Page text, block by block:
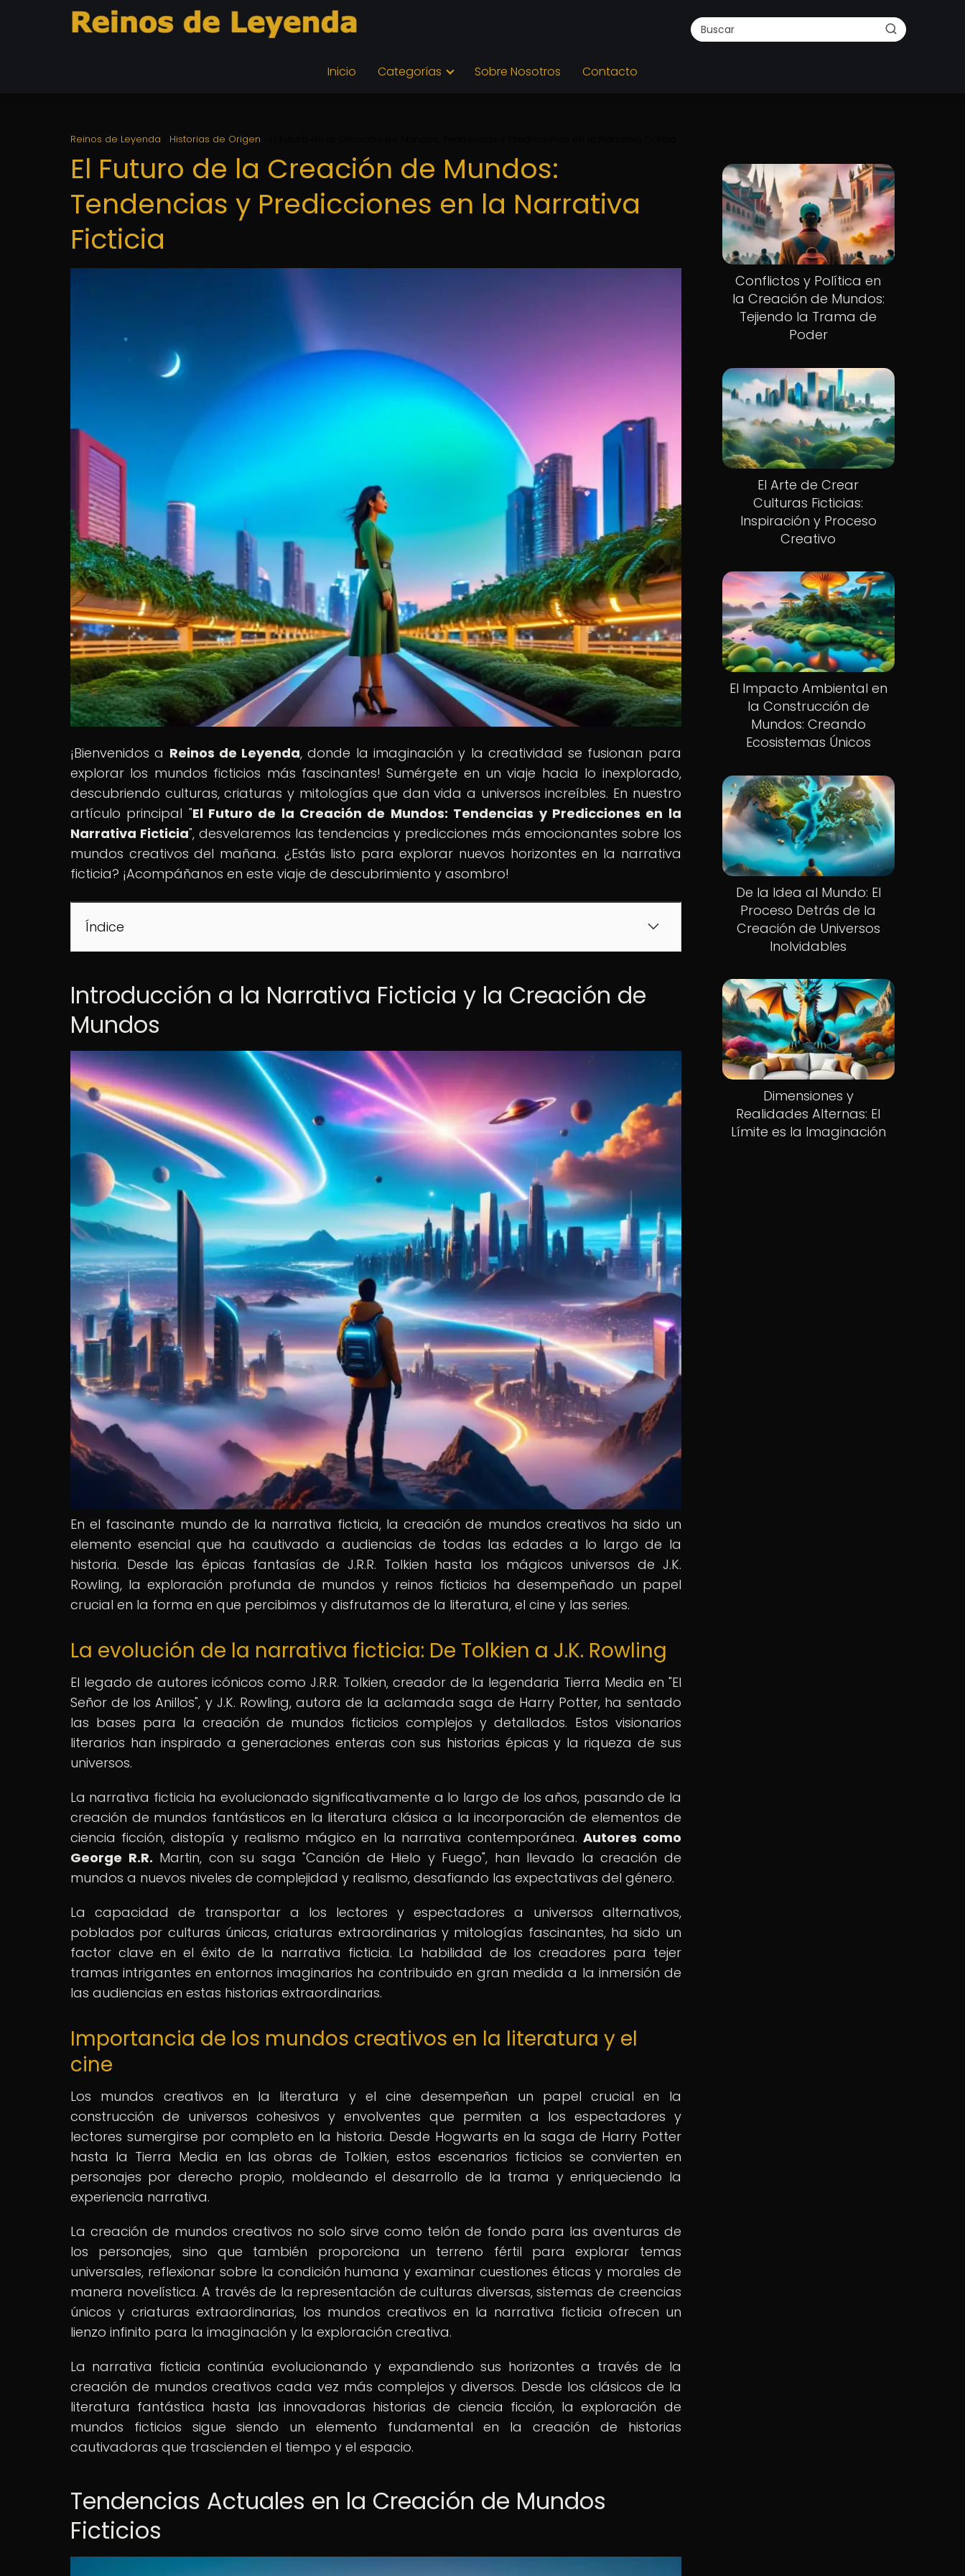
Inicio Categorías Sobre Nosotros Contacto
Reinos de Leyenda Historias de Origen
El Futuro de la Creación de Mundos:
Tendencias y Predicciones en la Narrativa
Ficticia
¡Bienvenidos a Reinos de Leyenda, donde la imaginación y la creatividad se fusionan para
explorar los mundos ficticios más fascinantes! Sumérgete en un viaje hacia lo inexplorado,
descubriendo culturas, criaturas y mitologías que dan vida a universos increíbles. En nuestro
artículo principal "El Futuro de la Creación de Mundos: Tendencias y Predicciones en la
Narrativa Ficticia", desvelaremos las tendencias y predicciones más emocionantes sobre los
mundos creativos del mañana. ¿Estás listo para explorar nuevos horizontes en la narrativa
ficticia? ¡Acompáñanos en este viaje de descubrimiento y asombro!
Índice
Introducción a la Narrativa Ficticia y la Creación de
Mundos
En el fascinante mundo de la narrativa ficticia, la creación de mundos creativos ha sido un
elemento esencial que ha cautivado a audiencias de todas las edades a lo largo de la
historia. Desde las épicas fantasías de J.R.R. Tolkien hasta los mágicos universos de J.K.
Rowling, la exploración profunda de mundos y reinos ficticios ha desempeñado un papel
crucial en la forma en que percibimos y disfrutamos de la literatura, el cine y las series.
La evolución de la narrativa ficticia: De Tolkien a J.K. Rowling
El legado de autores icónicos como J.R.R. Tolkien, creador de la legendaria Tierra Media en "El
Señor de los Anillos", y J.K. Rowling, autora de la aclamada saga de Harry Potter, ha sentado
las bases para la creación de mundos ficticios complejos y detallados. Estos visionarios
literarios han inspirado a generaciones enteras con sus historias épicas y la riqueza de sus
universos.
La narrativa ficticia ha evolucionado significativamente a lo largo de los años, pasando de la
creación de mundos fantásticos en la literatura clásica a la incorporación de elementos de
ciencia ficción, distopía y realismo mágico en la narrativa contemporánea.Autores como
George R.R. Martin, con su saga "Canción de Hielo y Fuego", han llevado la creación de
mundos a nuevos niveles de complejidad y realismo, desafiando las expectativas del género.
La capacidad de transportar a los lectores y espectadores a universos alternativos,
poblados por culturas únicas, criaturas extraordinarias y mitologías fascinantes, ha sido un
factor clave en el éxito de la narrativa ficticia. La habilidad de los creadores para tejer
tramas intrigantes en entornos imaginarios ha contribuido en gran medida a la inmersión de
las audiencias en estas historias extraordinarias.
Importancia de los mundos creativos en la literatura y el
cine
Los mundos creativos en la literatura y el cine desempeñan un papel crucial en la
construcción de universos cohesivos y envolventes que permiten a los espectadores y
lectores sumergirse por completo en la historia. Desde Hogwarts en la saga de Harry Potter
hasta la Tierra Media en las obras de Tolkien, estos escenarios ficticios se convierten en
personajes por derecho propio, moldeando el desarrollo de la trama y enriqueciendo la
experiencia narrativa.
La creación de mundos creativos no solo sirve como telón de fondo para las aventuras de
los personajes, sino que también proporciona un terreno fértil para explorar temas
universales, reflexionar sobre la condición humana y examinar cuestiones éticas y morales de
manera novelística. A través de la representación de culturas diversas, sistemas de creencias
únicos y criaturas extraordinarias, los mundos creativos en la narrativa ficticia ofrecen un
lienzo infinito para la imaginación y la exploración creativa.
La narrativa ficticia continúa evolucionando y expandiendo sus horizontes a través de la
creación de mundos creativos cada vez más complejos y diversos. Desde los clásicos de la
literatura fantástica hasta las innovadoras historias de ciencia ficción, la exploración de
mundos ficticios sigue siendo un elemento fundamental en la creación de historias
cautivadoras que trascienden el tiempo y el espacio.
Tendencias Actuales en la Creación de Mundos
Ficticios
Conflictos y Política en
la Creación de Mundos:
Tejiendo la Trama de
Poder
El Arte de Crear
Culturas Ficticias:
Inspiración y Proceso
Creativo
El Impacto Ambiental en
la Construcción de
Mundos: Creando
Ecosistemas Únicos
De la Idea al Mundo: El
Proceso Detrás de la
Creación de Universos
Inolvidables
Dimensiones y
Realidades Alternas: El
Límite es la Imaginación